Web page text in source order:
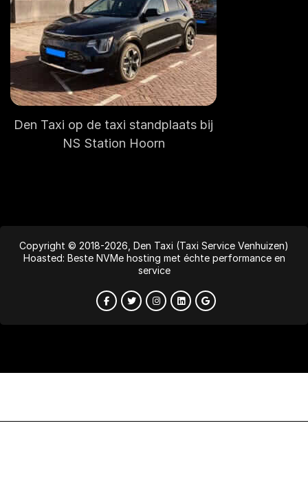
Den Taxi op de taxi standplaats bij
NS Station Hoorn
Copyright © 2018-2026, Den Taxi (Taxi Service Venhuizen)
Hoasted: Beste NVMe hosting met échte performance en
service